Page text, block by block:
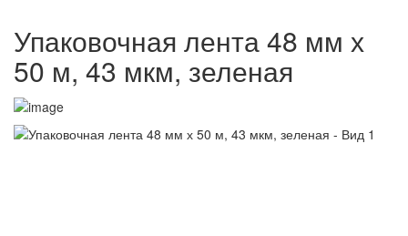
Упаковочная лента 48 мм х
50 м, 43 мкм, зеленая